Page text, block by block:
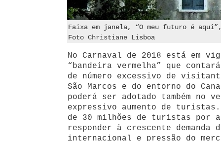
Faixa em janela, “O meu futuro é aqui”,
Foto Christiane Lisboa
No Carnaval de 2018 está em
“bandeira vermelha” que
de número excessivo de
São Marcos e do entorno do
poderá ser adotado também no
expressivo aumento de
de 30 milhões de turistas por
responder à crescente demanda
internacional e pressão do